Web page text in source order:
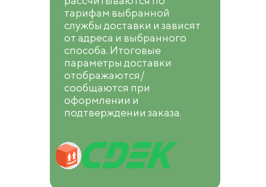
тарифам выбранной
службы доставки и зависят
от адреса и выбранного
способа. Итоговые
параметры доставки
отображаются/
сообщаются при
оформлении и
подтверждении заказа.